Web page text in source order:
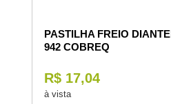
PASTILHA FREIO
942 COBREQ
R$ 17,04
à vista